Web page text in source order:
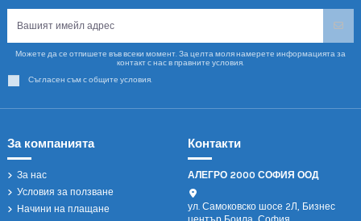
Можете да се отпишете във всеки момент. За целта моля намерете информацията за
контакт с нас в правните условия.
Съгласен съм с общите условия.
За компанията
За нас
Условия за ползване
Начини на плащане
Контакти
АЛЕГРО 2000 СОФИЯ ООД
ул. Самоковско шосе 2Л, Бизнес